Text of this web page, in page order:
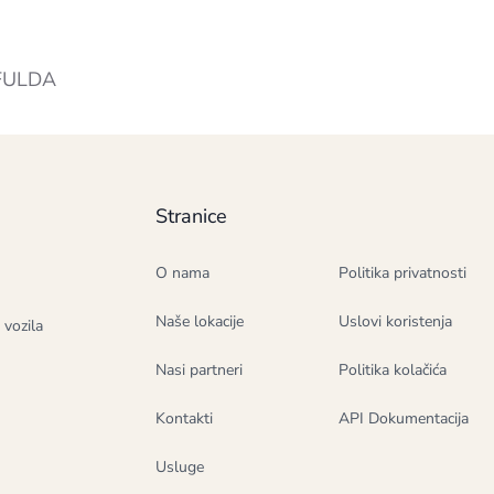
Stranice
O nama
Naše lokacije
Nasi partneri
Kontakti
Usluge
Politika privatnosti
Uslovi koristenja
Politika kolačića
API Dokumentacija